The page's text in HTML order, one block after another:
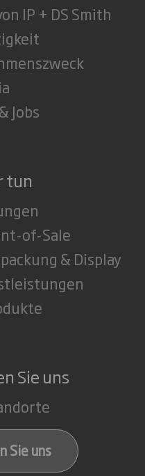
IP + DS Smith
Jobs
tun
of-Sale
& Display
Sie uns
Sie uns